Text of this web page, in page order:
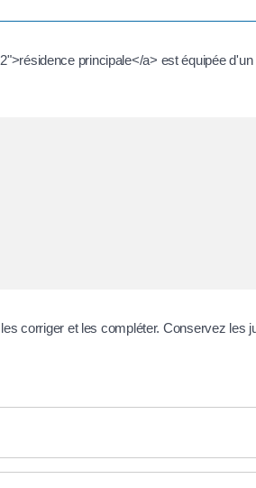
principale</a> est équipée
corriger et les compléter. Conservez les